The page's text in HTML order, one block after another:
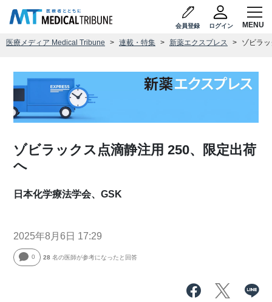
会員登録 ログイン
医療メディア Medical Tribune 連載・特集 新薬エクスプレス ゾビラ
ゾビラックス点滴静注用 250、限定出荷
へ
日本化学療法学会、GSK
2025年8月6日 17:29
0 28 名の医師が参考になったと回答